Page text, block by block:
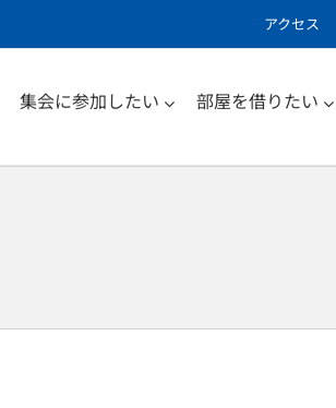
アクセス
集会に参加したい 部屋を借りたい